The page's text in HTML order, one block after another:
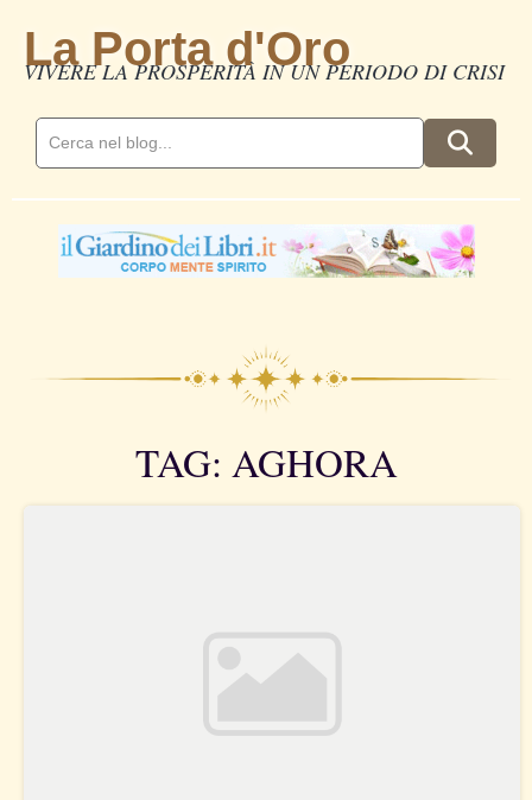
La Porta d'Oro
VIVERE LA PROSPERITÀ IN UN PERIODO DI CRISI
TAG: AGHORA